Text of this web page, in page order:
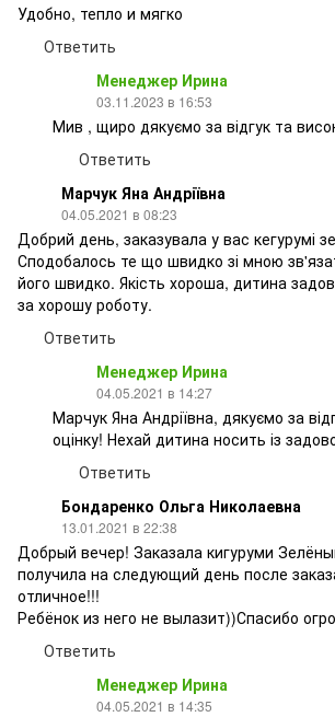
Удобно, тепло и мягко
Ответить
Менеджер Ирина
03.11.2023 в 16:53
Мив , щиро дякуємо за відгук та
Ответить
Марчук Яна Андріївна
04.05.2021 в 08:23
Добрий день, заказувала у вас кегурумі
Сподобалось те що швидко зі мною
його швидко. Якість хороша, дитина
за хорошу роботу.
Ответить
Менеджер Ирина
04.05.2021 в 14:27
Марчук Яна Андріївна, дякуємо за
оцінку! Нехай дитина носить із
Ответить
Бондаренко Ольга Николаевна
13.01.2021 в 22:38
Добрый вечер! Заказала кигуруми
получила на следующий день после
отличное!!!
Ребёнок из него не вылазит))Спасибо
Ответить
Менеджер Ирина
04.05.2021 в 14:35